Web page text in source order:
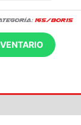
165/80R15